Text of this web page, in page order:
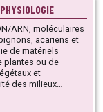
ARN, moléculaires
acariens et
de matériels
plantes ou de
et
des milieux